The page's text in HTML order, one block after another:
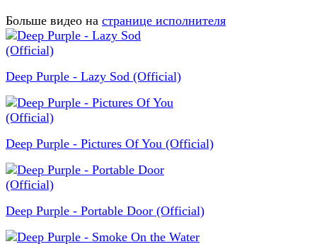
Больше видео на странице исполнителя
Deep Purple - Lazy Sod (Official)
Deep Purple - Pictures Of You (Official)
Deep Purple - Portable Door (Official)